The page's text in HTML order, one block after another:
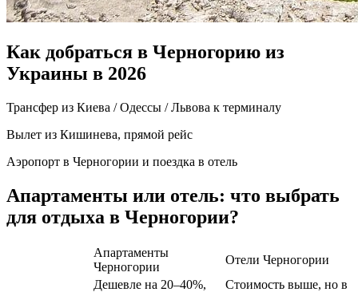
Как добраться в Черногорию из
Украины в 2026
Трансфер из Киева / Одессы / Львова к терминалу
Вылет из Кишинева, прямой рейс
Аэропорт в Черногории и поездка в отель
Апартаменты или отель: что выбрать
для отдыха в Черногории?
Апартаменты
Черногории
Отели Черногории
Дешевле на 20–40%,
Стоимость выше, но в